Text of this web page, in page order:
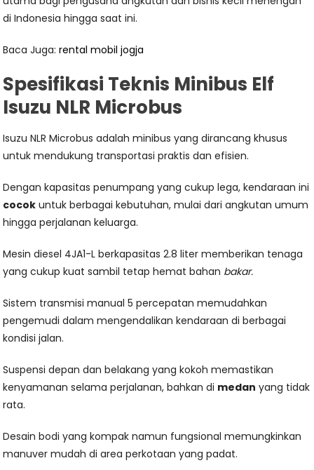
di Indonesia hingga saat ini.
Baca Juga:rental mobil jogja
Spesifikasi Teknis Minibus Elf
Isuzu NLR Microbus
Isuzu NLR Microbus adalah minibus yang dirancang khusus
untuk mendukung transportasi praktis dan efisien.
Dengan kapasitas penumpang yang cukup lega, kendaraan ini
cocok untuk berbagai kebutuhan, mulai dari angkutan umum
hingga perjalanan keluarga.
Mesin diesel 4JA1-L berkapasitas 2.8 liter memberikan tenaga
yang cukup kuat sambil tetap hemat bahan bakar.
Sistem transmisi manual 5 percepatan memudahkan
pengemudi dalam mengendalikan kendaraan di berbagai
kondisi jalan.
Suspensi depan dan belakang yang kokoh memastikan
kenyamanan selama perjalanan, bahkan di medan yang tidak
rata.
Desain bodi yang kompak namun fungsional memungkinkan
manuver mudah di area perkotaan yang padat.